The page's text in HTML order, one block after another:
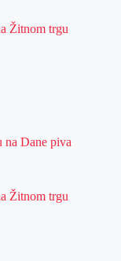
Žitnom trgu
Dane piva
Žitnom trgu